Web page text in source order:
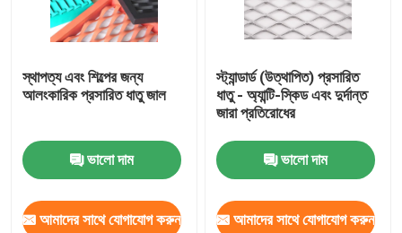
স্থাপত্য এবং শিল্পের জন্য
আলংকারিক প্রসারিত ধাতু জাল
ভালো দাম
আমাদের সাথে যোগাযোগ করুন
স্ট্যান্ডার্ড (উত্থাপিত) প্রসারিত
ধাতু - অ্যান্টি-স্কিড এবং দুর্দান্ত
জারা প্রতিরোধের
ভালো দাম
আমাদের সাথে যোগাযোগ করুন